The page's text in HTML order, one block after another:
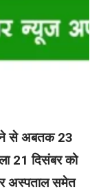
से अबतक 23
21 दिसंबर को
अस्पताल समेत